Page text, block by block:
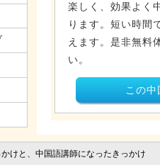
楽しく、効果よく
ります。短い時間
えます。是非無料
い。
この
けと、中国語講師になったきっかけ